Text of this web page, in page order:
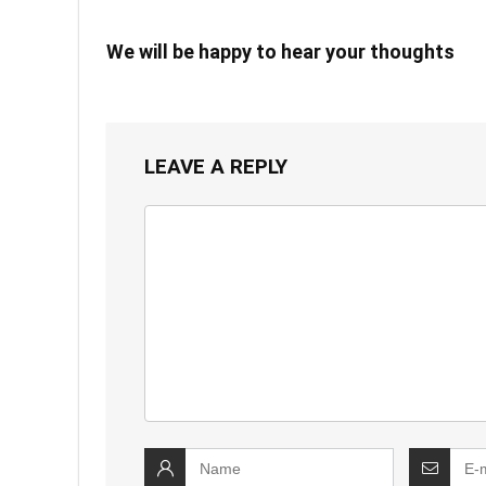
We will be happy to hear your thoughts
LEAVE A REPLY